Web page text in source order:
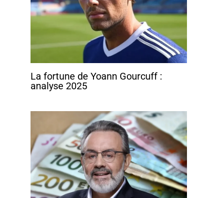
La fortune de Yoann Gourcuff :
analyse 2025